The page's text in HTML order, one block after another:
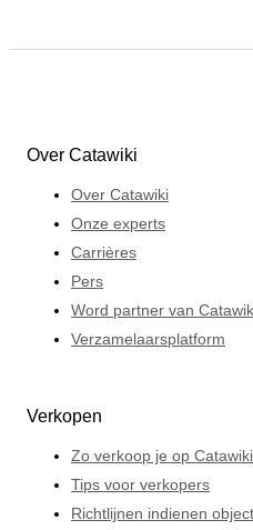
Over Catawiki
Over Catawiki
Onze experts
Carrières
Pers
Word partner van
Verzamelaarsplatform
Verkopen
Zo verkoop je op Catawiki
Tips voor verkopers
Richtlijnen indienen